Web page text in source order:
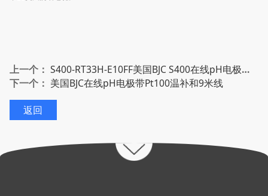
上一个： S400-RT33H-E10FF美国BJC S400在线pH电极带Pt1000温补和3米线
下一个： 美国BJC在线pH电极带Pt100温补和9米线
返回